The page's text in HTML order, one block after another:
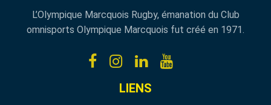
L’Olympique Marcquois Rugby, émanation du Club
omnisports Olympique Marcquois fut créé en 1971.
LIENS